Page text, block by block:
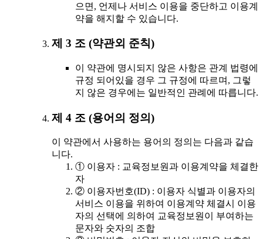
으면, 언제나 서비스 이용을 중단하고 이용계
약을 해지할 수 있습니다.
제 3 조 (약관외 준칙)
이 약관에 명시되지 않은 사항은 관계 법령에
규정 되어있을 경우 그 규정에 따르며, 그렇
지 않은 경우에는 일반적인 관례에 따릅니다.
제 4 조 (용어의 정의)
이 약관에서 사용하는 용어의 정의는 다음과 같습
니다.
① 이용자 : 교육정보원과 이용계약을 체결한
자
② 이용자번호(ID) : 이용자 식별과 이용자의
서비스 이용을 위하여 이용계약 체결시 이용
자의 선택에 의하여 교육정보원이 부여하는
문자와 숫자의 조합